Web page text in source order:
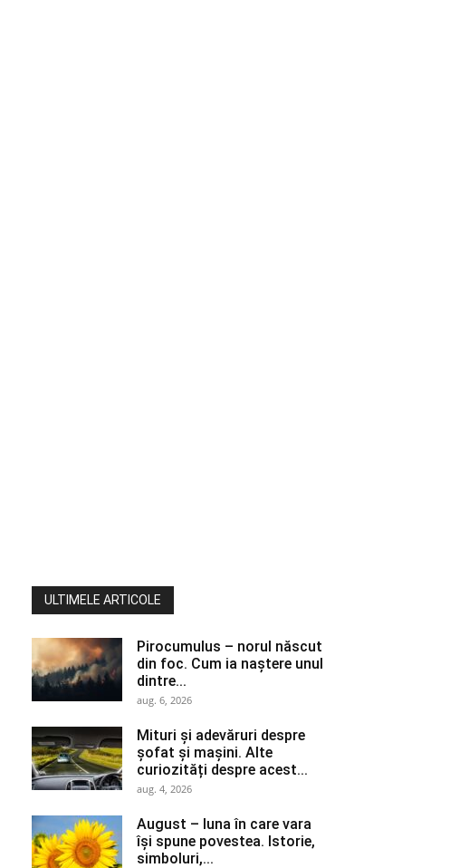
ULTIMELE ARTICOLE
Pirocumulus – norul născut
din foc. Cum ia naștere unul
dintre...
aug. 6, 2026
Mituri și adevăruri despre
șofat și mașini. Alte
curiozități despre acest...
aug. 4, 2026
August – luna în care vara
își spune povestea. Istorie,
simboluri,...